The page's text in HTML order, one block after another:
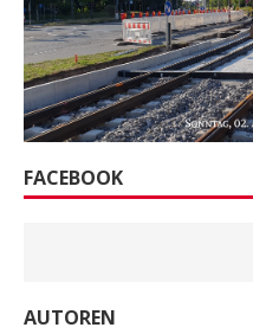
FACEBOOK
AUTOREN